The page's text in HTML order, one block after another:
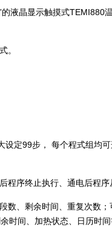
液晶显示触摸式TEMI880
。
设定99步， 每个程式组均
程序终止执行、通电后程
数、剩余时间、重复次数
时间、加热状态、日历时